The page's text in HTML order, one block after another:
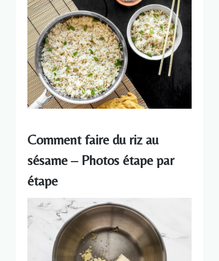
Comment faire du riz au
sésame – Photos étape par
étape